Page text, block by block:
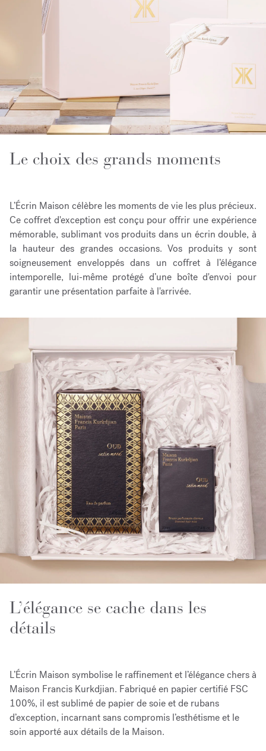
Le choix des grands moments
L’Écrin Maison célèbre les moments de vie les plus précieux.
Ce coffret d'exception est conçu pour offrir une expérience
mémorable, sublimant vos produits dans un écrin double, à
la hauteur des grandes occasions. Vos produits y sont
soigneusement enveloppés dans un coffret à l’élégance
intemporelle, lui-même protégé d’une boîte d'envoi pour
garantir une présentation parfaite à l'arrivée.
L’élégance se cache dans les
détails
L’Écrin Maison symbolise le raffinement et l’élégance chers à
Maison Francis Kurkdjian. Fabriqué en papier certifié FSC
100%, il est sublimé de papier de soie et de rubans
d’exception, incarnant sans compromis l’esthétisme et le
soin apporté aux détails de la Maison.